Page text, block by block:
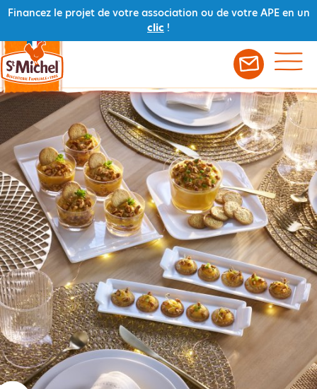
Financez le projet de votre association ou de votre APE en un
clic !
Retour aux recettes